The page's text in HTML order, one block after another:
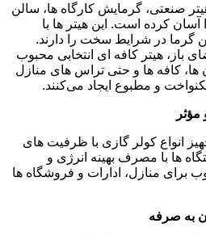
هیتر صنعتی، گرمایش کارگاه‌ ها، سالن
کرده است. این هیتر ها با
گرما در شرایط سخت را دارند.
باز، هیتر کافه ‌ای انتخابی محبوب
ها، کافه ‌ها و حتی تراس‌ های منازل
و مطبوع ایجاد می‌کنند.
انواع کولر گازی با ظرفیت ‌های
ها با مصرف بهینه انرژی و
برای منازل، ادارات و فروشگاه ‌ها
‌به‌ صرفه